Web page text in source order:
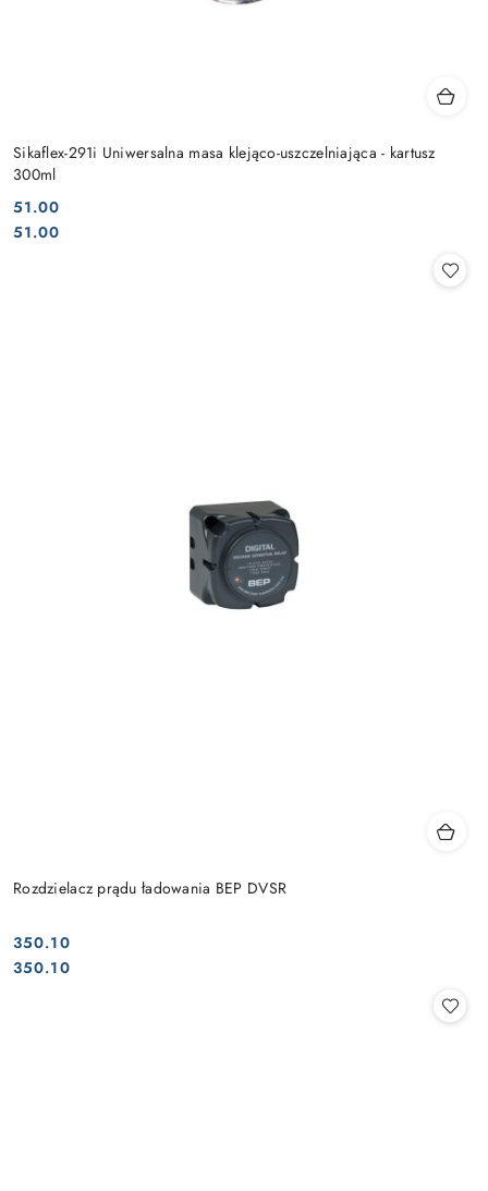
Sikaflex-291i Uniwersalna masa klejąco-uszczelniająca - kartusz
300ml
Cena:
51.00
Cena:
51.00
Rozdzielacz prądu ładowania BEP DVSR
Cena:
350.10
Cena:
350.10